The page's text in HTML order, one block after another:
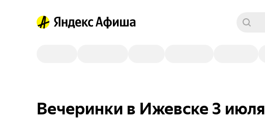
Вечеринки в Ижевске 3 июля